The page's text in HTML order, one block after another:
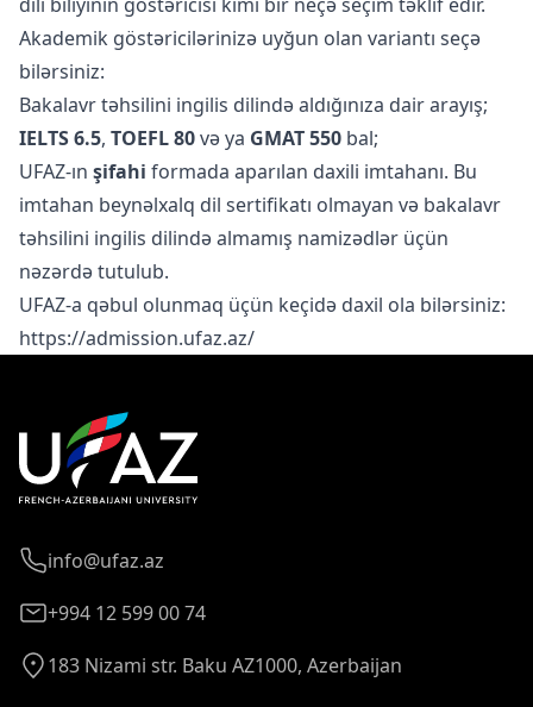
Akademik göstəricilərinizə uyğun olan variantı seçə
bilərsiniz:
Bakalavr təhsilini ingilis dilində aldığınıza dair arayış;
IELTS 6.5, TOEFL 80və ya GMAT 550 bal;
UFAZ-ın şifahi formada aparılan daxili imtahanı. Bu
imtahan beynəlxalq dil sertifikatı olmayan və bakalavr
təhsilini ingilis dilində almamış namizədlər üçün
nəzərdə tutulub.
UFAZ-a qəbul olunmaq üçün keçidə daxil ola bilərsiniz:
https://admission.ufaz.az/
info@ufaz.az
+994 12 599 00 74
183 Nizami str. Baku AZ1000, Azerbaijan